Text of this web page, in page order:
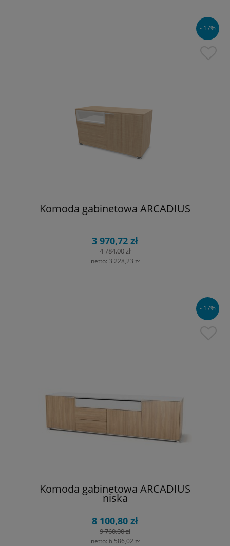
Komoda gabinetowa ARCADIUS
3 970,72 zł
4 784,00 zł
netto: 3 228,23 zł
- 17%
Komoda gabinetowa ARCADIUS
niska
8 100,80 zł
9 760,00 zł
netto: 6 586,02 zł
- 17%